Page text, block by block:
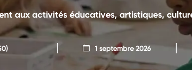
aux activités éducatives, artistiques,
1 septembre 2026